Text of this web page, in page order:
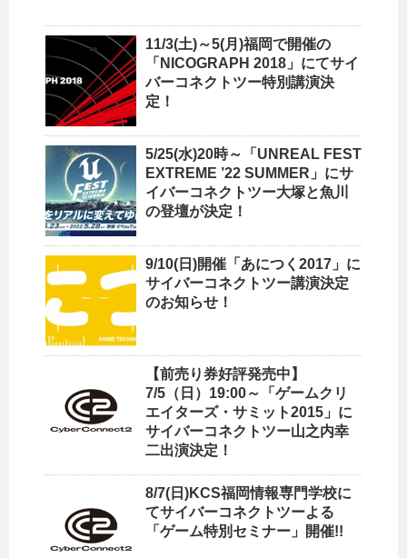
11/3(土)～5(月)福岡で開催の
「NICOGRAPH 2018」にてサイ
バーコネクトツー特別講演決
定！
5/25(水)20時～「UNREAL FEST
EXTREME ’22 SUMMER」にサ
イバーコネクトツー大塚と魚川
の登壇が決定！
9/10(日)開催「あにつく2017」に
サイバーコネクトツー講演決定
のお知らせ！
【前売り券好評発売中】
7/5（日）19:00～「ゲームクリ
エイターズ・サミット2015」に
サイバーコネクトツー山之内幸
二出演決定！
8/7(日)KCS福岡情報専門学校に
てサイバーコネクトツーよる
「ゲーム特別セミナー」開催!!